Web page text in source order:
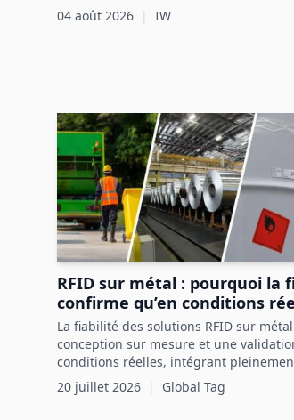
inégalée dans la chaîne
élevés, malgré ses avantages potentiels
circulaire.
04 août 2026 | IW
RFID sur métal : pourquoi la
confirme qu’en conditions
La fiabilité des solutions RFID sur
conception sur mesure et une
conditions réelles, intégrant
de l’actif et de l’environnement
20 juillet 2026 | Global Tag